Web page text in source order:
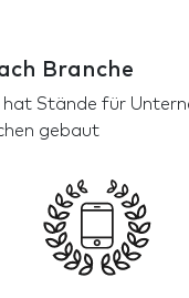
Branche
hat Stände für
gebaut